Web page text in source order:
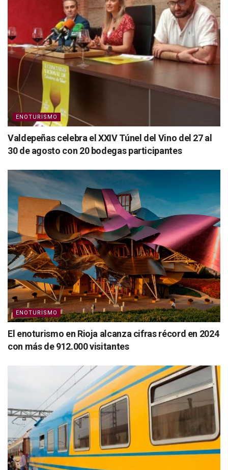
ENOTURISMO
Valdepeñas celebra el XXIV Túnel del Vino del 27 al
30 de agosto con 20 bodegas participantes
ENOTURISMO
El enoturismo en Rioja alcanza cifras récord en 2024
con más de 912.000 visitantes